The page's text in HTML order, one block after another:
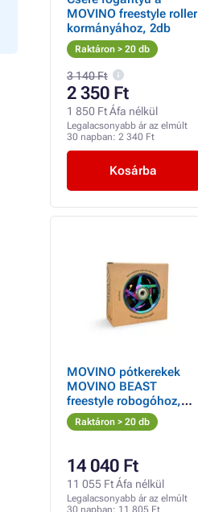
MOVINO freestyle roller
kormányához, 2db
Raktáron > 20 db
3 140 Ft
2 350 Ft
1 850 Ft Áfa nélkül
Legalacsonyabb ár az elmúlt
30 napban: 2 340 Ft
Kosárba
MOVINO pótkerekek
MOVINO BEAST
freestyle robogóhoz,
110 mm, 2 db
Raktáron > 20 db
14 040 Ft
11 055 Ft Áfa nélkül
Legalacsonyabb ár az elmúlt
30 napban: 11 805 Ft